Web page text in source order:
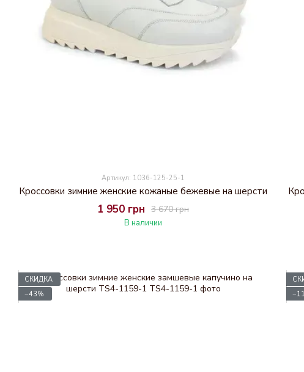
Артикул: 1036-125-25-1
Кроссовки зимние женские кожаные бежевые на шерсти
3 670 грн
1 950 грн
В наличии
СКИДКА
−43%